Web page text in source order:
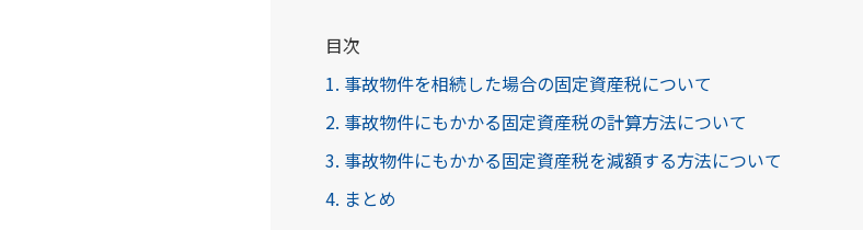
目次
1. 事故物件を相続した場合の固定資産税について
2. 事故物件にもかかる固定資産税の計算方法について
3. 事故物件にもかかる固定資産税を減額する方法について
4. まとめ